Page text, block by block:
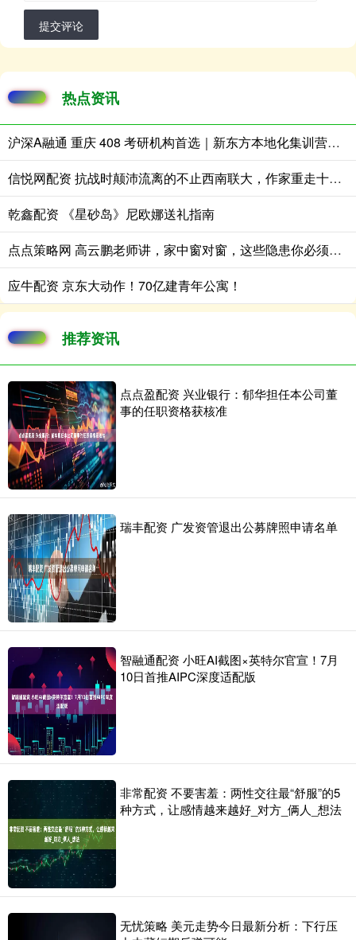
提交评论
热点资讯
沪深A融通 重庆 408 考研机构首选｜新东方本地化集训营，统考高分上岸指南
信悦网配资 抗战时颠沛流离的不止西南联大，作家重走十所大学内迁路
乾鑫配资 《星砂岛》尼欧娜送礼指南
点点策略网 高云鹏老师讲，家中窗对窗，这些隐患你必须知道
应牛配资 京东大动作！70亿建青年公寓！
推荐资讯
点点盈配资 兴业银行：郁华担任本公司董
事的任职资格获核准
瑞丰配资 广发资管退出公募牌照申请名单
智融通配资 小旺AI截图×英特尔官宣！7月
10日首推AIPC深度适配版
非常配资 不要害羞：两性交往最“舒服”的5
种方式，让感情越来越好_对方_俩人_想法
无忧策略 美元走势今日最新分析：下行压